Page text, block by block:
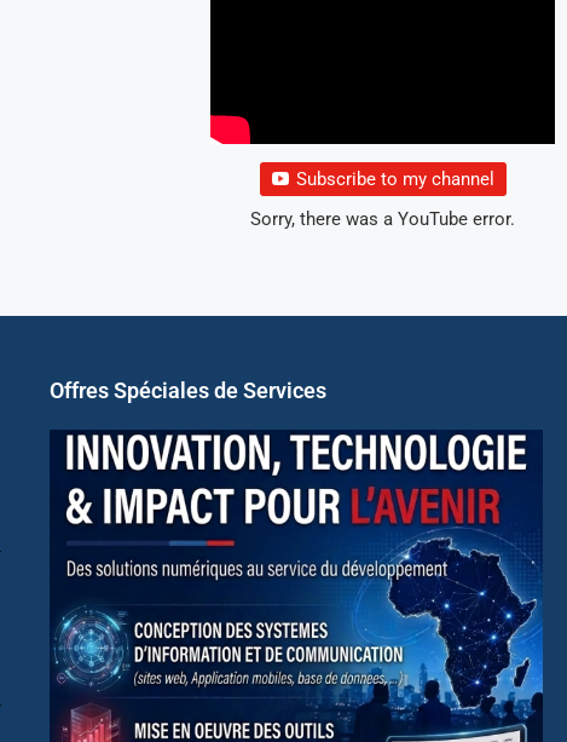
Subscribe to my channel
Sorry, there was a YouTube error.
Offres Spéciales de Services